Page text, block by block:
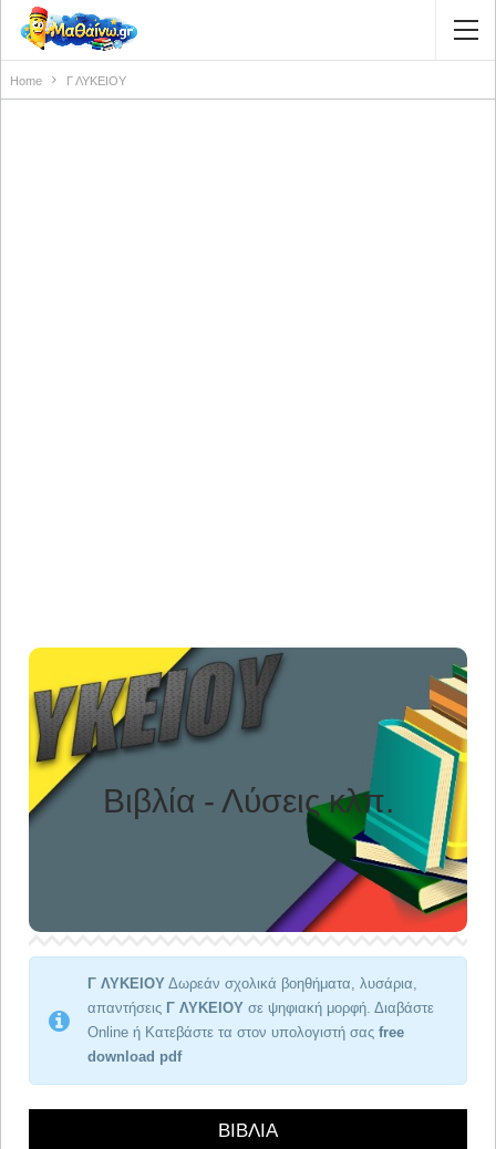
Home Γ ΛΥΚΕΙΟΥ
Βιβλία - Λύσεις κλπ.
Τα πάντα για την Τρίτης τάξη του Λυκείου. Θα βρείτε όλα
Γ ΛΥΚΕΙΟΥ Δωρεάν σχολικά βοηθήματα, λυσάρια,
απαντήσεις Γ ΛΥΚΕΙΟΥ σε ψηφιακή μορφή. Διαβάστε
Online ή Κατεβάστε τα στον υπολογιστή σας free
download pdf
ΒΙΒΛΙΑ